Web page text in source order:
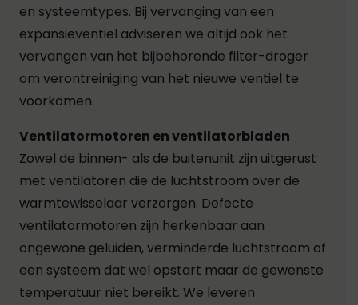
en systeemtypes. Bij vervanging van een
expansieventiel adviseren we altijd ook het
vervangen van het bijbehorende filter-droger
om verontreiniging van het nieuwe ventiel te
voorkomen.
Ventilatormotoren en ventilatorbladen
Zowel de binnen- als de buitenunit zijn uitgerust
met ventilatoren die de luchtstroom over de
warmtewisselaar verzorgen. Defecte
ventilatormotoren zijn herkenbaar aan
ongewone geluiden, verminderde luchtstroom of
een systeem dat wel opstart maar de gewenste
temperatuur niet bereikt. We leveren